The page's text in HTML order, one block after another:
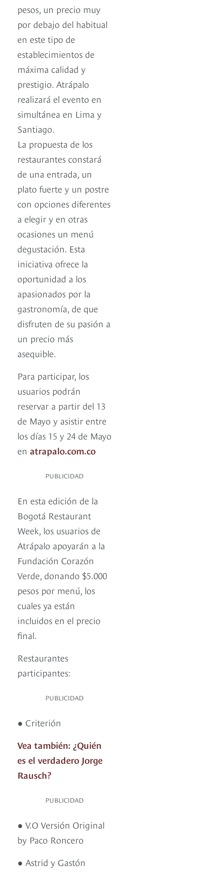
pesos, un precio muy
por debajo del habitual
en este tipo de
establecimientos de
máxima calidad y
prestigio. Atrápalo
realizará el evento en
simultánea en Lima y
Santiago.
La propuesta de los
restaurantes constará
de una entrada, un
plato fuerte y un postre
con opciones diferentes
a elegir y en otras
ocasiones un menú
degustación. Esta
iniciativa ofrece la
oportunidad a los
apasionados por la
gastronomía, de que
disfruten de su pasión a
un precio más
asequible.
Para participar, los
usuarios podrán
reservar a partir del 13
de Mayo y asistir entre
los días 15 y 24 de Mayo
en atrapalo.com.co
PUBLICIDAD
En esta edición de la
Bogotá Restaurant
Week, los usuarios de
Atrápalo apoyarán a la
Fundación Corazón
Verde, donando $5.000
pesos por menú, los
cuales ya están
incluidos en el precio
final.
Restaurantes
participantes:
PUBLICIDAD
● Criterión
Vea también: ¿Quién
es el verdadero Jorge
Rausch?
PUBLICIDAD
● V.O Versión Original
by Paco Roncero
● Astrid y Gastón